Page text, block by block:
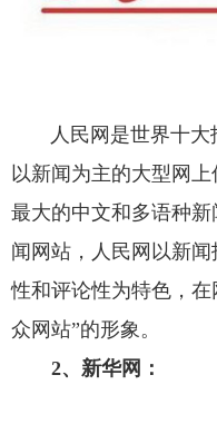
人民网是世界十大
以新闻为主的大型网
最大的中文和多语种
闻网站，人民网以新
性和评论性为特色，
众网站”的形象。
2、新华网：